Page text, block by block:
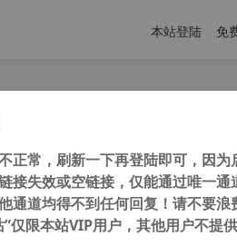
本站登陆 免
Pro v5.0.8 中文特别版 强力
转载自cnorg.12hp.de 注意：由于网
高峰期...
正常，刷新一下再登陆即可，因为
接失效或空链接，仅能通过唯一通
通道均得不到任何回复！请不要
”仅限本站VIP用户，其他用户不提